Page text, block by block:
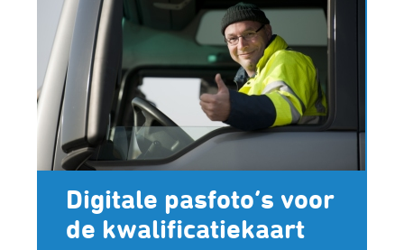
Digitale pasfoto’s voor
de kwalificatiekaart